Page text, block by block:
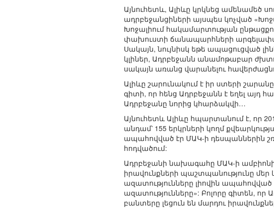
Այնուհետև, Ալիևը կրկնեց ամենամեծ
ադրբեջանցիների այսպես կոչված
Խոջալիում հակամարտության
փախուստի ճանապարհների
Սակայն, նույնիսկ եթե ապացուցված
կլիներ, Ադրբեջանն անամոթաբար
սակայն առանց վարանելու
Ալիևը շարունակում է իր ստերի
գիտի, որ հենց Ադրբեջանն է եղել այդ
Ադրբեջանը նորից կհարձակվի…
Այնուհետև Ալիևը հպարտանում է, որ
անդամ՝ 155 երկրների կողմ
ապահովված էր ՄԱԿ-ի դեսպաններին
հոդվածում:
Ադրբեջանի նախագահը ՄԱԿ-ի
իրավունքների պաշտպանությունը մեր
ազատությունները լիովին ապահովված
ազատությունները»: Բոլորը գիտեն,
բանտերը լեցուն են մարդու